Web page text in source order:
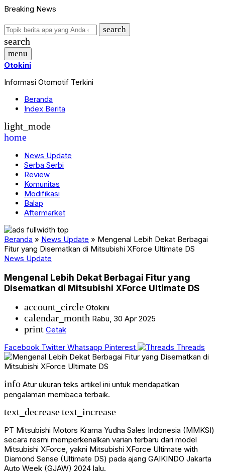
Breaking News
search
search
menu
Otokini
Informasi Otomotif Terkini
Beranda
Index Berita
light_mode
home
News Update
Serba Serbi
Review
Komunitas
Modifikasi
Balap
Aftermarket
Beranda » News Update » Mengenal Lebih Dekat Berbagai
Fitur yang Disematkan di Mitsubishi XForce Ultimate DS
News Update
Mengenal Lebih Dekat Berbagai Fitur yang
Disematkan di Mitsubishi XForce Ultimate DS
account_circle Otokini
calendar_month Rabu, 30 Apr 2025
print Cetak
Facebook Twitter Whatsapp Pinterest Threads
info Atur ukuran teks artikel ini untuk mendapatkan
pengalaman membaca terbaik.
text_decreasetext_increase
PT Mitsubishi Motors Krama Yudha Sales Indonesia (MMKSI)
secara resmi memperkenalkan varian terbaru dari model
Mitsubishi XForce, yakni Mitsubishi XForce Ultimate with
Diamond Sense (Ultimate DS) pada ajang GAIKINDO Jakarta
Auto Week (GJAW) 2024 lalu.